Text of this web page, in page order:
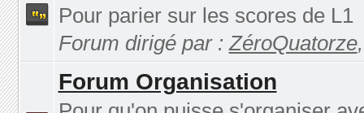
Pour parier sur les scores de L1
Forum dirigé par :ZéroQuatorze
Forum Organisation